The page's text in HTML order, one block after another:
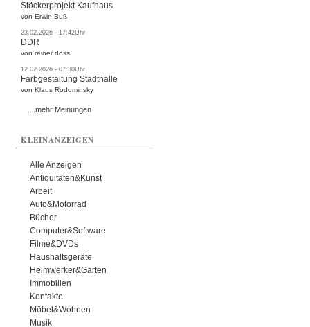
Stöckerprojekt Kaufhaus
von Erwin Buß
23.02.2026 - 17:42Uhr
DDR
von reiner doss
12.02.2026 - 07:30Uhr
Farbgestaltung Stadthalle
von Klaus Rodominsky
...mehr Meinungen
KLEINANZEIGEN
Alle Anzeigen
Antiquitäten&Kunst
Arbeit
Auto&Motorrad
Bücher
Computer&Software
Filme&DVDs
Haushaltsgeräte
Heimwerker&Garten
Immobilien
Kontakte
Möbel&Wohnen
Musik